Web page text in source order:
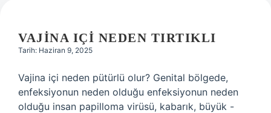
VAJINA IÇI NEDEN TIRTIKLI
Tarih: Haziran 9, 2025
Vajina içi neden pütürlü olur? Genital bölgede,
enfeksiyonun neden olduğu enfeksiyonun neden
olduğu insan papilloma virüsü, kabarık, büyük -